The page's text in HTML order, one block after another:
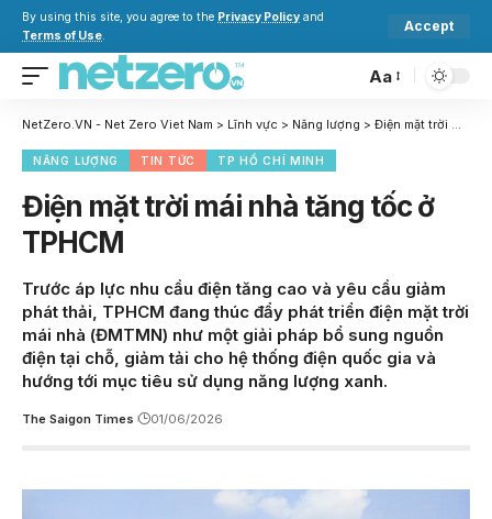
By using this site, you agree to the Privacy Policy and
Terms of Use.
Accept
Aa
NetZero.VN - Net Zero Viet Nam > Lĩnh vực > Năng lượng > Điện mặt trời mái nhà tăng tốc ở TPHCM
NĂNG LƯỢNG TIN TỨC TP HỒ CHÍ MINH
Điện mặt trời mái nhà tăng tốc ở
TPHCM
Trước áp lực nhu cầu điện tăng cao và yêu cầu giảm
phát thải, TPHCM đang thúc đẩy phát triển điện mặt trời
mái nhà (ĐMTMN) như một giải pháp bổ sung nguồn
điện tại chỗ, giảm tải cho hệ thống điện quốc gia và
hướng tới mục tiêu sử dụng năng lượng xanh.
The Saigon Times 01/06/2026